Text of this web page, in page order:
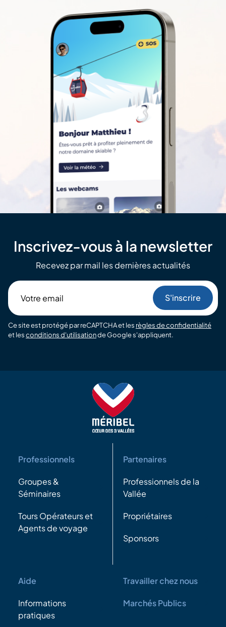
Inscrivez-vous à la newsletter
Recevez par mail les dernières actualités
email
Ce site est protégé par reCAPTCHA et les règles de confidentialité
et lesconditions d'utilisationde Google s'appliquent.
Professionnels
Groupes &
Séminaires
Tours Opérateurs et
Agents de voyage
Partenaires
Professionnels de la
Vallée
Propriétaires
Sponsors
Aide
Informations
pratiques
Travailler chez nous
Marchés Publics